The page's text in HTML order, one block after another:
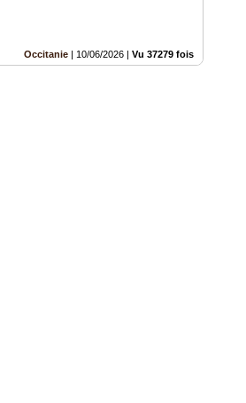
Occitanie | 10/06/2026 | Vu 37279 fois